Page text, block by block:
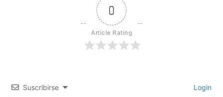
0
Article Rating
Suscribirse Login